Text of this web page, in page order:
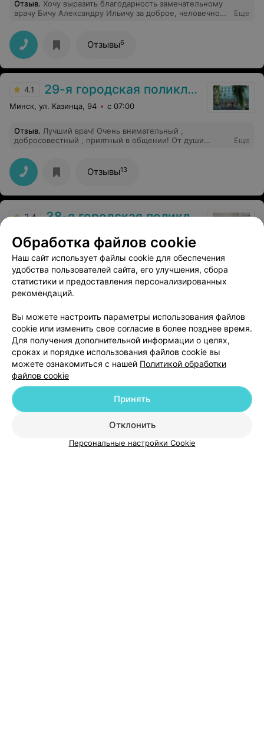
Отзыв. Хочу выразить благодарность замечательному
врачу Бичу Александру Ильичу за доброе, человечное
моей проблеме! Желаю крепчайшего здоровья,
успехов и добра от окружающего мира!
Еще
Отзывы6
4.1 29-я городская поликлиника
Минск, ул. Казинца, 94 с 07:00
Отзыв. Лучший врач! Очень внимательный ,
добросовестный , приятный в общении! От души
Еще
Отзывы13
2.4 38-я городская поликлиника
Отзыв. Спасибо врачам и медсестрам за отличное,
внимательные отношение,
Добавить компанию
Обработка файлов cookie
Наш сайт использует файлы cookie для обеспечения
удобства пользователей сайта, его улучшения, сбора
статистики и предоставления персонализированных
рекомендаций.
Вы можете настроить параметры использования файлов
cookie или изменить свое согласие в более позднее время.
Для получения дополнительной информации о целях,
сроках и порядке использования файлов cookie вы
можете ознакомиться с нашей Политикой обработки
файлов cookie
Отклонить
Принять
Персональные настройки Cookie